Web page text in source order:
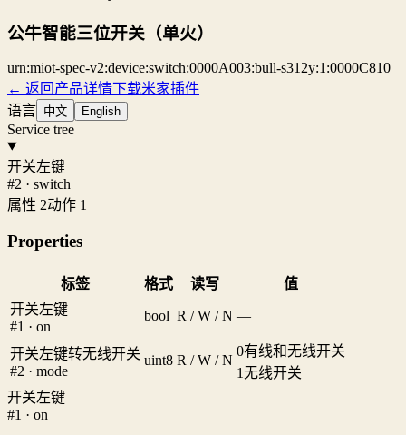
公牛智能三位开关（单火）
urn:miot-spec-v2:device:switch:0000A003:bull-s312y:1:0000C810
← 返回产品详情下载米家插件
语言 中文 English
Service tree
开关左键
#2 · switch
属性 2动作 1
Properties
标签 格式 读写
值
开关左键
#1 · on
bool R / W / N —
开关左键转无线开关
#2 · mode
uint8 R / W / N
0有线和无线开关
1无线开关
开关左键
#1 · on